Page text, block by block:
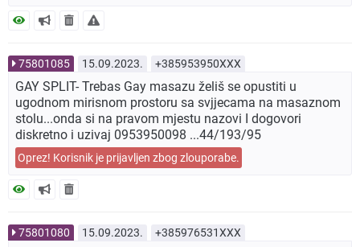
75801085 15.09.2023. +385953950XXX
GAY SPLIT- Trebas Gay masazu želiš se opustiti u
ugodnom mirisnom prostoru sa svjjecama na masaznom
stolu...onda si na pravom mjestu nazovi I dogovori
diskretno i uzivaj 0953950098 ...44/193/95
Oprez! Korisnik je prijavljen zbog zlouporabe.
75801080 15.09.2023. +385976531XXX